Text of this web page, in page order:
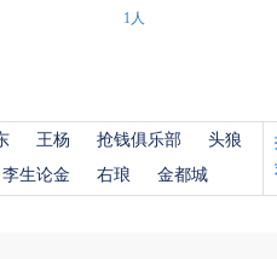
1人
王杨 抢钱俱乐部
头狼
李生论金 右琅 金都城